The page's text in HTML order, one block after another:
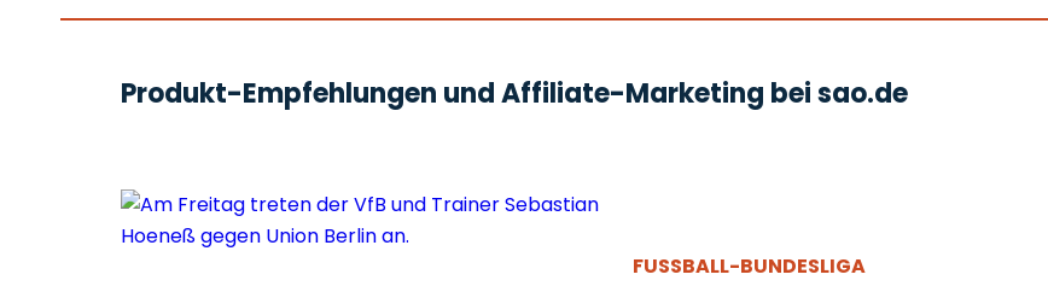
Produkt-Empfehlungen und Affiliate-Marketing bei sao.de
FUSSBALL-BUNDESLIGA